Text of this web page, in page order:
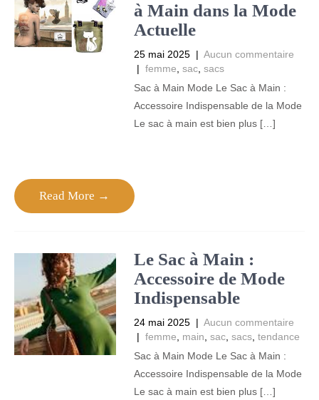
à Main dans la Mode
Actuelle
25 mai 2025 | Aucun commentaire
| femme sac, sacs
Sac à Main Mode Le Sac à Main :
Accessoire Indispensable de la Mode
Le sac à main est bien plus […]
Read More →
Le Sac à Main :
Accessoire de Mode
Indispensable
24 mai 2025 | Aucun commentaire
| femme main sac, sacs, tendance
Sac à Main Mode Le Sac à Main :
Accessoire Indispensable de la Mode
Le sac à main est bien plus […]